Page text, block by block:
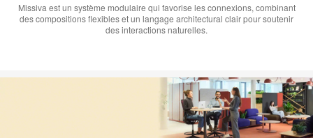
Missiva est un système modulaire qui favorise les connexions, combinant
des compositions flexibles et un langage architectural clair pour soutenir
des interactions naturelles.